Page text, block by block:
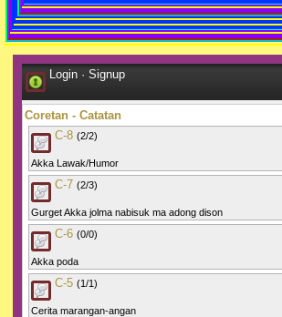
Login · Signup
Coretan - Catatan
C-8 (2/2)
Akka Lawak/Humor
C-7 (2/3)
Gurget Akka jolma nabisuk ma adong dison
C-6 (0/0)
Akka poda
C-5 (1/1)
Cerita marangan-angan